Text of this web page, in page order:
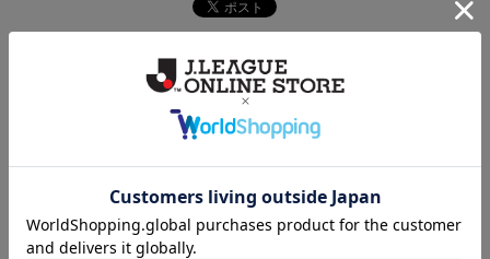
カマタマーレ讃岐のすべてのグッズをチェックした
い方に！全グッズ一覧はこちら！
カテゴリから探す